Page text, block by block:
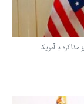
با آمریکا